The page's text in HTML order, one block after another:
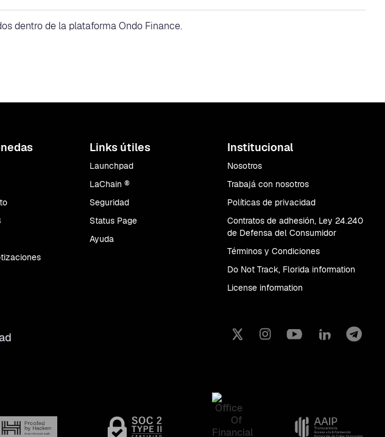
dentro de la plataforma Ondo Finance.
Links útiles
Launchpad
LaChain ®
Seguridad
Status Page
Ayuda
Institucional
Nosotros
Trabajá con nosotros
Políticas de privacidad
Contratos de adhesión, Ley 24.240
de Defensa del Consumidor
Términos y Condiciones
Do Not Track, Florida information
License information